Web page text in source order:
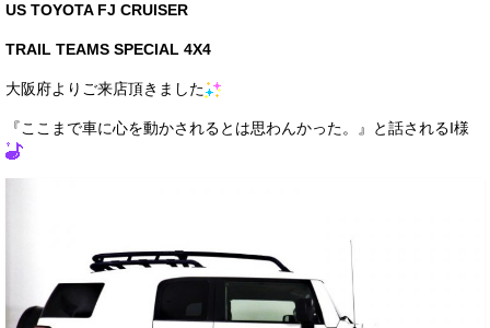
US TOYOTA FJ CRUISER
TRAIL TEAMS SPECIAL 4X4
大阪府よりご来店頂きました
『ここまで車に心を動かされるとは思わんかった。』と話されるI様